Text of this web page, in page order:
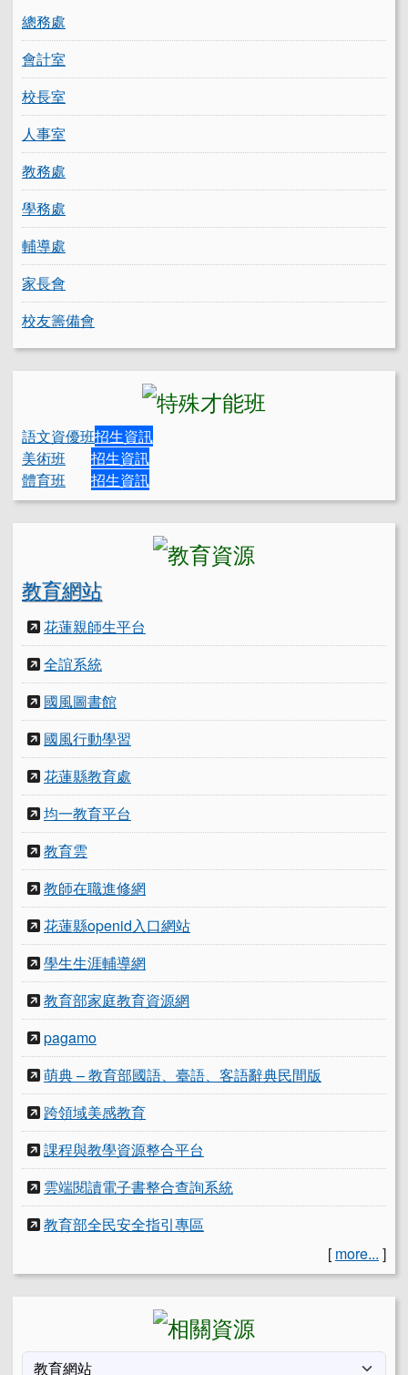
總務處
會計室
校長室
人事室
教務處
學務處
輔導處
家長會
校友籌備會
語文資優班招生資訊
美術班
招生資訊
體育班
招生資訊
教育網站
花蓮親師生平台
全誼系統
國風圖書館
國風行動學習
花蓮縣教育處
均一教育平台
教育雲
教師在職進修網
花蓮縣openid入口網站
學生生涯輔導網
教育部家庭教育資源網
pagamo
萌典 – 教育部國語、臺語、客語辭典民間版
跨領域美感教育
課程與教學資源整合平台
雲端閱讀電子書整合查詢系統
教育部全民安全指引專區
[ more... ]